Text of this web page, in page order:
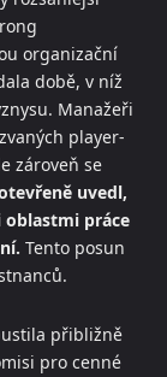
organizační
době, v níž
Manažeři
player-
zároveň se
uvedl,
oblastmi práce
Tento posun
přibližně
pro cenné